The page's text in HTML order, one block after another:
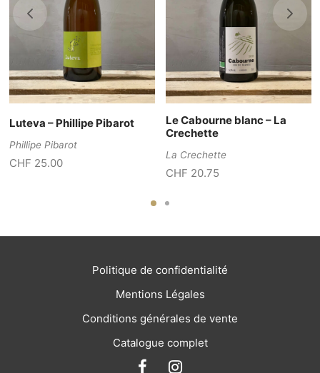
Luteva – Phillipe Pibarot
Phillipe Pibarot
CHF 25.00
Le Cabourne blanc – La
Crechette
La Crechette
CHF 20.75
Politique de confidentialité
Mentions Légales
Conditions générales de vente
Catalogue complet